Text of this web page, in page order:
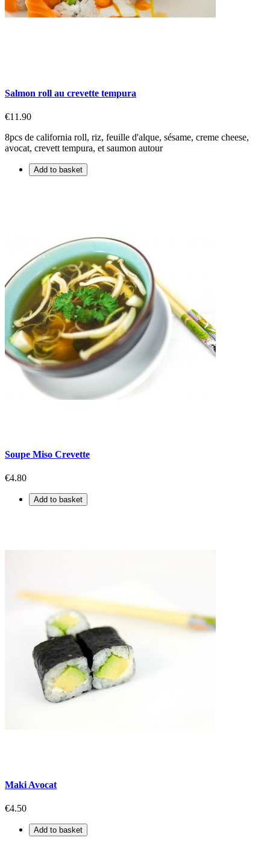
Salmon roll au crevette tempura
€11.90
8pcs de california roll, riz, feuille d'alque, sésame, creme cheese,
avocat, crevett tempura, et saumon autour
Add to basket
Soupe Miso Crevette
€4.80
Add to basket
Maki Avocat
€4.50
Add to basket